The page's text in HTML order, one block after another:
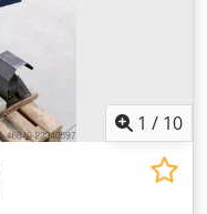
1 / 10